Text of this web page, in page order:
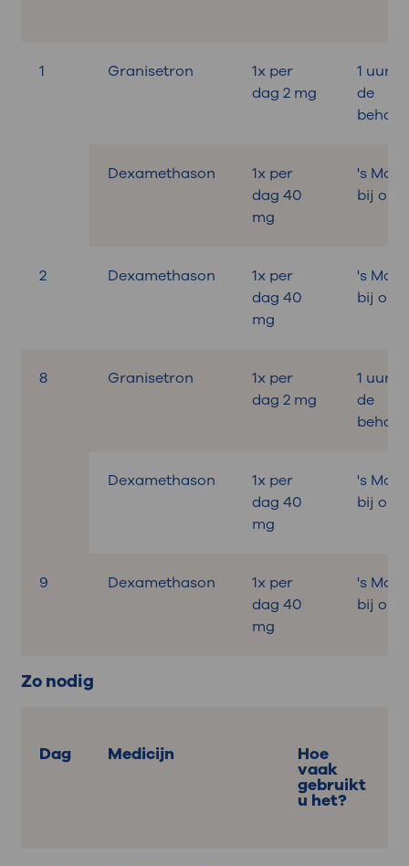
1 Granisetron
1x per
dag 2 mg
1 uur
de
Dexamethason
1x per
dag 40
mg
's
bij
2 Dexamethason
1x per
dag 40
mg
's
bij
8 Granisetron
1x per
dag 2 mg
1 uur
de
Dexamethason
1x per
dag 40
mg
's
bij
9 Dexamethason
1x per
dag 40
mg
's
bij
Zo nodig
Dag Medicijn Hoe
vaak
gebruikt
u het?